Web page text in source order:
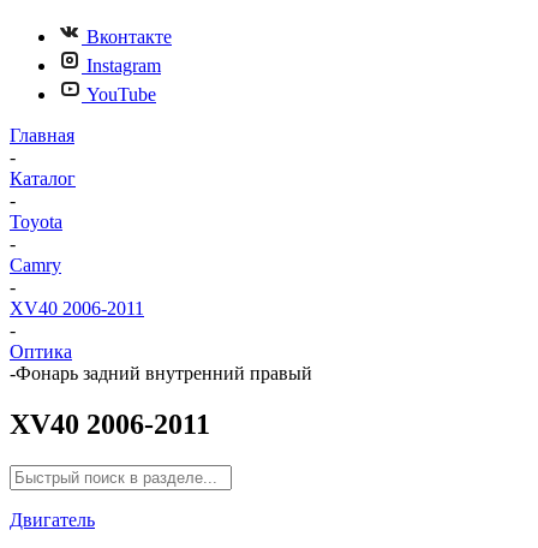
Вконтакте
Instagram
YouTube
Главная
-
Каталог
-
Toyota
-
Camry
-
XV40 2006-2011
-
Оптика
-Фонарь задний внутренний правый
XV40 2006-2011
Двигатель